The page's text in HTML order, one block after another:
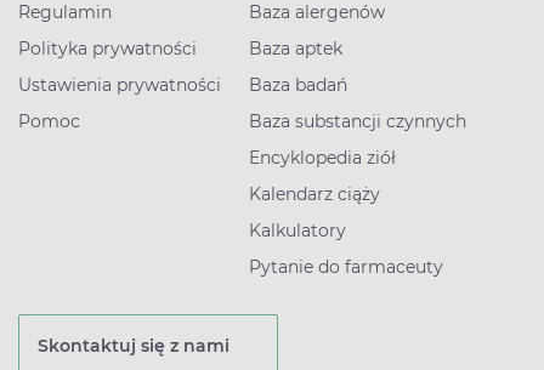
Regulamin
Polityka prywatności
Ustawienia prywatności
Pomoc
Baza alergenów
Baza aptek
Baza badań
Baza substancji czynnych
Encyklopedia ziół
Kalendarz ciąży
Kalkulatory
Pytanie do farmaceuty
Skontaktuj się z nami